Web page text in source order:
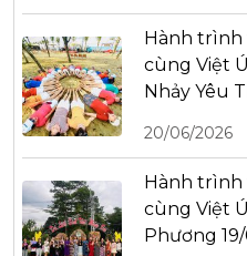
Hành trình
cùng Việt
Nhảy Yêu
20/06/2026
Hành trình
cùng Việt
Phương